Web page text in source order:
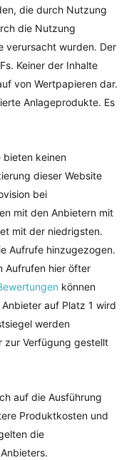
die durch Nutzung
die Nutzung
verursacht wurden. Der
Keiner der Inhalte
von Wertpapieren dar.
Anlageprodukte. Es
bieten keinen
dieser Website
bei
mit den Anbietern mit
mit der niedrigsten.
Aufrufe hinzugezogen.
Aufrufen hier öfter
können
auf Platz 1 wird
werden
zur Verfügung gestellt
auf die Ausführung
Produktkosten und
die